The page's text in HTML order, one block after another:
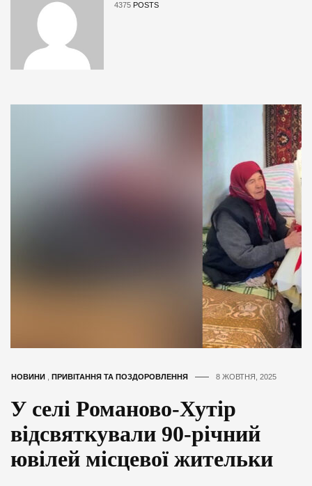
4375 POSTS
НОВИНИ ПРИВІТАННЯ ТА ПОЗДОРОВЛЕННЯ 8 ЖОВТНЯ, 2025
У селі Романово-Хутір
відсвяткували 90-річний
ювілей місцевої жительки